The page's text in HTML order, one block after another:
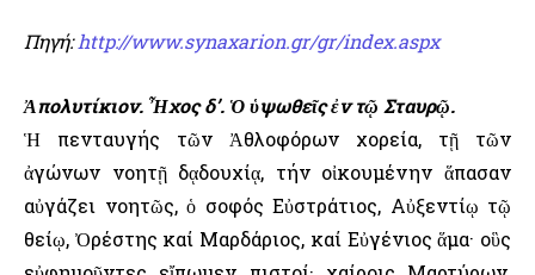
Πηγή:http://www.synaxarion.gr/gr/index.aspx
Ἀπολυτίκιον. Ἦχος δ’. Ὁ ὑψωθεῖς ἐν τῷ Σταυρῷ.
Ἡ πενταυγής τῶν Ἀθλοφόρων χορεία, τῇ τῶν
ἀγώνων νοητῇ δᾳδουχίᾳ, τήν οἰκουμένην ἅπασαν
αὐγάζει νοητῶς, ὁ σοφός Εὐστράτιος, Αὐξεντίῳ τῷ
θείῳ, Ὀρέστης καί Μαρδάριος, καί Εὐγένιος ἅμα· οὓς